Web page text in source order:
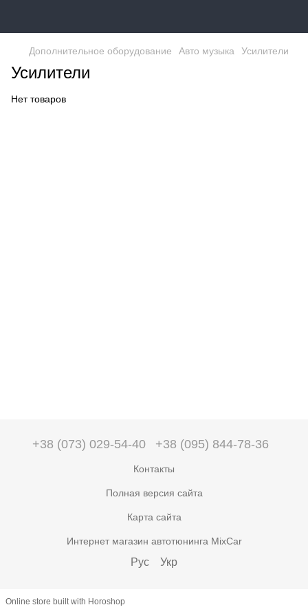
Дополнительное оборудование Авто музыка Усилители
Усилители
Нет товаров
+38 (073) 029-54-40 +38 (095) 844-78-36
Контакты
Полная версия сайта
Карта сайта
Интернет магазин автотюнинга MixCar
Рус Укр
Online store built with Horoshop